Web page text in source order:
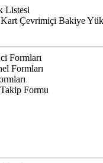
Listesi
Kart Çevrimiçi Bakiye
Formları
Formları
Formu